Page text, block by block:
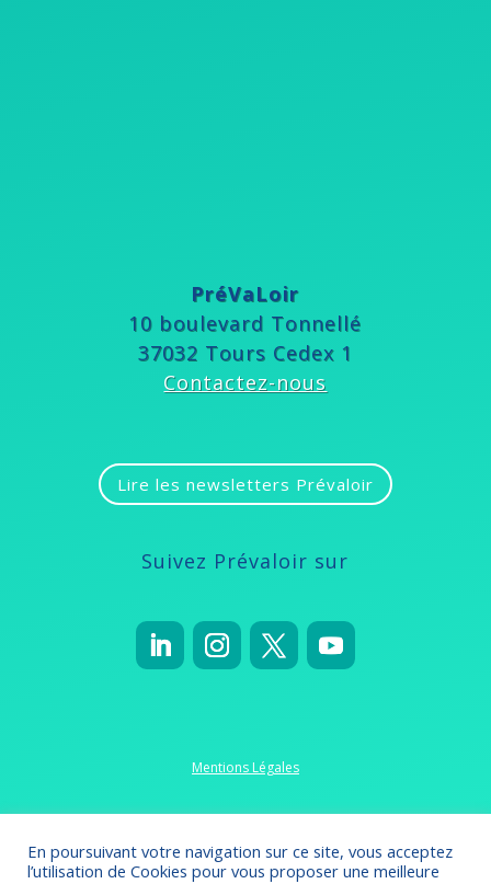
PréVaLoir
10 boulevard Tonnellé
37032 Tours Cedex 1
Contactez-nous
Lire les newsletters Prévaloir
Suivez Prévaloir sur
Mentions Légales
Politique de confidentialité
En poursuivant votre navigation sur ce site, vous acceptez
l’utilisation de Cookies pour vous proposer une meilleure